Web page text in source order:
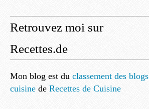
Retrouvez moi sur
Recettes.de
Mon blog est du classement des blogs
cuisine de Recettes de Cuisine